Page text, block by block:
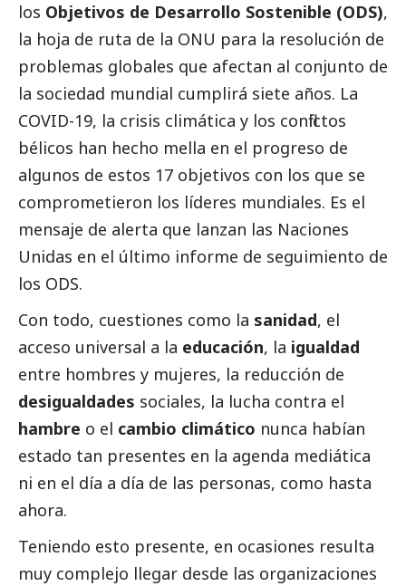
los Objetivos de Desarrollo Sostenible (ODS),
la hoja de ruta de la ONU para la resolución de
problemas globales que afectan al conjunto de
la sociedad mundial cumplirá siete años. La
COVID-19, la crisis climática y los conflictos
bélicos han hecho mella en el progreso de
algunos de estos 17 objetivos con los que se
comprometieron los líderes mundiales. Es el
mensaje de alerta que lanzan las Naciones
Unidas en el último informe de seguimiento de
los ODS.
Con todo, cuestiones como la sanidad, el
acceso universal a la educación, la igualdad
entre hombres y mujeres, la reducción de
desigualdades sociales, la lucha contra el
hambre o el cambio climático nunca habían
estado tan presentes en la agenda mediática
ni en el día a día de las personas, como hasta
ahora.
Teniendo esto presente, en ocasiones resulta
muy complejo llegar desde las organizaciones